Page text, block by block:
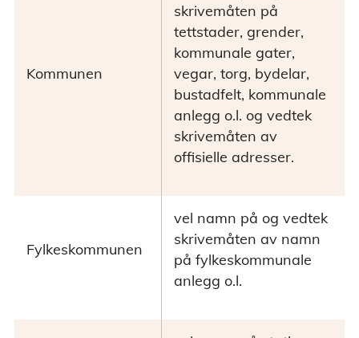
Kommunen
skrivemåten på
tettstader, grender,
kommunale gater,
vegar, torg, bydelar,
bustadfelt, kommunale
anlegg o.l. og vedtek
skrivemåten av
offisielle adresser.
Fylkeskommunen
vel namn på og vedtek
skrivemåten av namn
på fylkeskommunale
anlegg o.l.